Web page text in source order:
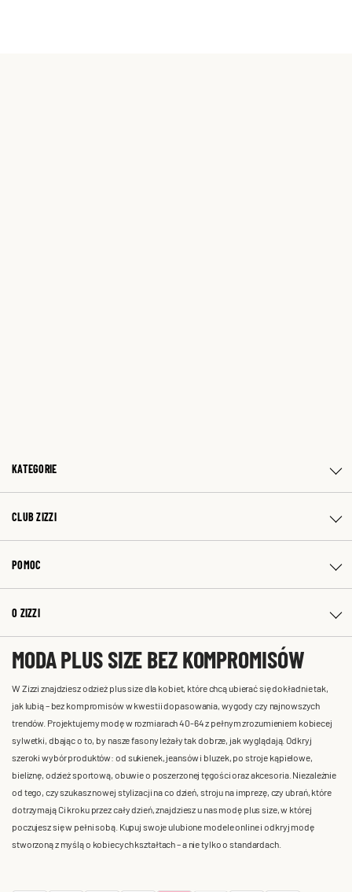
KATEGORIE
CLUB ZIZZI
POMOC
O ZIZZI
MODA PLUS SIZE BEZ KOMPROMISÓW
W Zizzi znajdziesz odzież plus size dla kobiet, które chcą ubierać się dokładnie tak,
jak lubią – bez kompromisów w kwestii dopasowania, wygody czy najnowszych
trendów. Projektujemy modę w rozmiarach 40-64 z pełnym zrozumieniem kobiecej
sylwetki, dbając o to, by nasze fasony leżały tak dobrze, jak wyglądają. Odkryj
szeroki wybór produktów: od sukienek, jeansów i bluzek, po stroje kąpielowe,
bieliznę, odzież sportową, obuwie o poszerzonej tęgości oraz akcesoria. Niezależnie
od tego, czy szukasz nowej stylizacji na co dzień, stroju na imprezę, czy ubrań, które
dotrzymają Ci kroku przez cały dzień, znajdziesz u nas modę plus size, w której
poczujesz się w pełni sobą. Kupuj swoje ulubione modele online i odkryj modę
stworzoną z myślą o kobiecych kształtach – a nie tylko o standardach.